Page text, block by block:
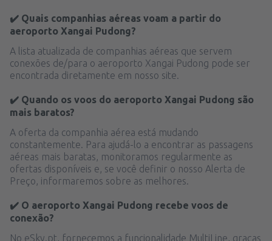
✔️ Quais companhias aéreas voam a partir do
aeroporto Xangai Pudong?
A lista atualizada de companhias aéreas que servem
conexões de/para o aeroporto Xangai Pudong pode ser
encontrada diretamente em nosso site.
✔️ Quando os voos do aeroporto Xangai Pudong são
mais baratos?
A oferta da companhia aérea está mudando
constantemente. Para ajudá-lo a encontrar as passagens
aéreas mais baratas, monitoramos regularmente as
ofertas disponíveis e, se você definir o nosso Alerta de
Preço, informaremos sobre as melhores.
✔️ O aeroporto Xangai Pudong recebe voos de
conexão?
No eSky.pt, fornecemos a funcionalidade MultiLine, graças